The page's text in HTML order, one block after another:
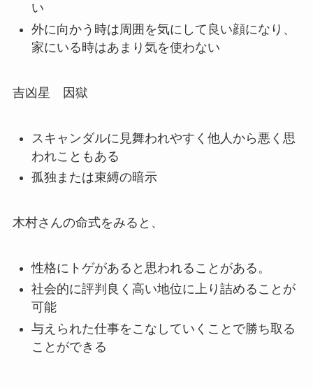
い
外に向かう時は周囲を気にして良い顔になり、
家にいる時はあまり気を使わない
吉凶星 因獄
スキャンダルに見舞われやすく他人から悪く思
われこともある
孤独または束縛の暗示
木村さんの命式をみると、
性格にトゲがあると思われることがある。
社会的に評判良く高い地位に上り詰めることが
可能
与えられた仕事をこなしていくことで勝ち取る
ことができる